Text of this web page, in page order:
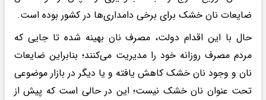
ضایعات نان خشک برای برخی دامداری‌ها در کشور بوده است.
حال با این اقدام دولت، مصرف نان بهینه شده تا جایی که
مردم مصرف روزانه خود را مدیریت می‌کنند؛ بنابراین ضایعات
نان و وجود نان خشک کاهش یافته و یا دیگر در بازار موضوعی
تحت عنوان نان خشک نیست؛ این در حالی است که پیش از